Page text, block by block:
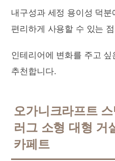
내구성과 세정 용이성 덕분
편리하게 사용할 수 있는
인테리어에 변화를 주고 싶
추천합니다.
오가니크라프트
러그 소형 대형 거
카페트